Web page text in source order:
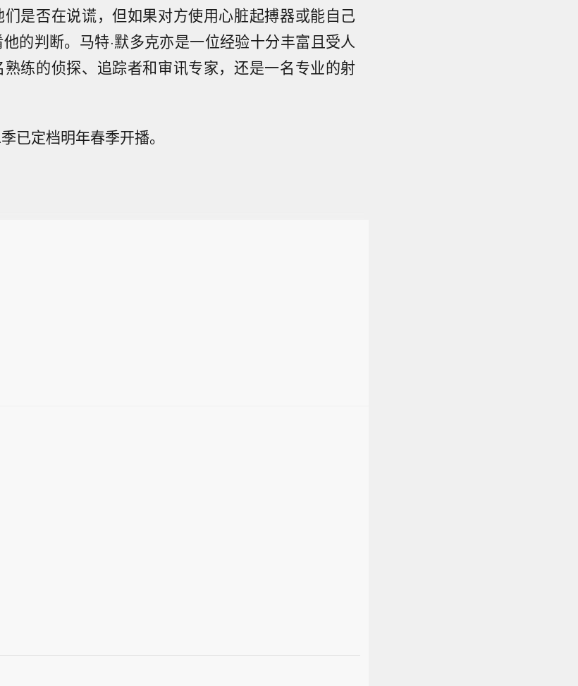
是否在说谎，但如果对方使用心脏起搏器或能自己
的判断。马特·默多克亦是一位经验十分丰富且受人
练的侦探、追踪者和审讯专家，还是一名专业的射
已定档明年春季开播。